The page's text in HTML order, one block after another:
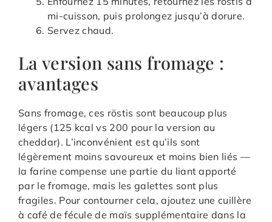
mi-cuisson, puis prolongez jusqu’à dorure.
Servez chaud.
La version sans fromage :
avantages
Sans fromage, ces röstis sont beaucoup plus
légers (125 kcal vs 200 pour la version au
cheddar). L’inconvénient est qu’ils sont
légèrement moins savoureux et moins bien liés —
la farine compense une partie du liant apporté
par le fromage, mais les galettes sont plus
fragiles. Pour contourner cela, ajoutez une cuillère
à café de fécule de maïs supplémentaire dans la